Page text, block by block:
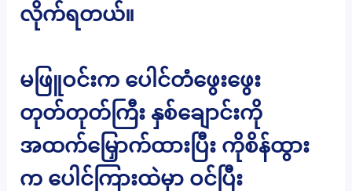
လိုက်ရတယ်။
မဖြူဝင်းက ပေါင်တံဖွေးဖွေး
တုတ်တုတ်ကြီး နှစ်ချောင်းကို
အထက်မြှောက်ထားပြီး ကိုစိန်ထွား
က ပေါင်ကြားထဲမှာ ဝင်ပြီး